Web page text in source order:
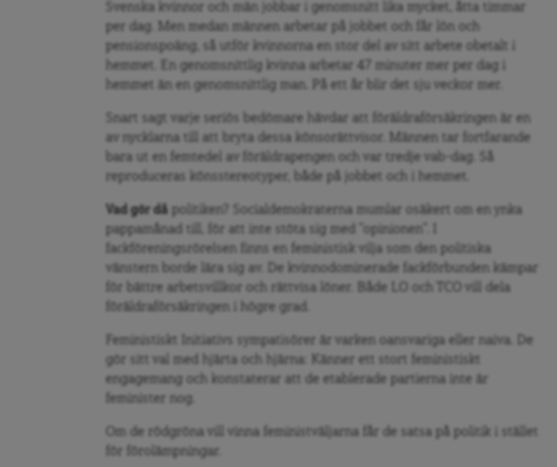
Svenska kvinnor och män jobbar i genomsnitt lika mycket, åtta timmar
per dag. Men medan männen arbetar på jobbet och får lön och
pensionspoäng, så utför kvinnorna en stor del av sitt arbete obetalt i
hemmet. En genomsnittlig kvinna arbetar 47 minuter mer per dag i
hemmet än en genomsnittlig man. På ett år blir det sju veckor mer.
Snart sagt varje seriös bedömare hävdar att föräldraförsäkringen är en
av nycklarna till att bryta dessa könsorättvisor. Männen tar fortfarande
bara ut en femtedel av föräldrapengen och var tredje vab-dag. Så
reproduceras könsstereotyper, både på jobbet och i hemmet.
Vad gör då politiken? Socialdemokraterna mumlar osäkert om en ynka
pappamånad till, för att inte stöta sig med ”opinionen”. I
fackföreningsrörelsen finns en feministisk vilja som den politiska
vänstern borde lära sig av. De kvinnodominerade fackförbunden kämpar
för bättre arbetsvillkor och rättvisa löner. Både LO och TCO vill dela
föräldraförsäkringen i högre grad.
Feministiskt Initiativs sympatisörer är varken oansvariga eller naiva. De
gör sitt val med hjärta och hjärna: Känner ett stort feministiskt
engagemang och konstaterar att de etablerade partierna inte är
feminister nog.
Om de rödgröna vill vinna feministväljarna får de satsa på politik i stället
för förolämpningar.